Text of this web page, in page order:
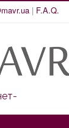
| F.A.Q.